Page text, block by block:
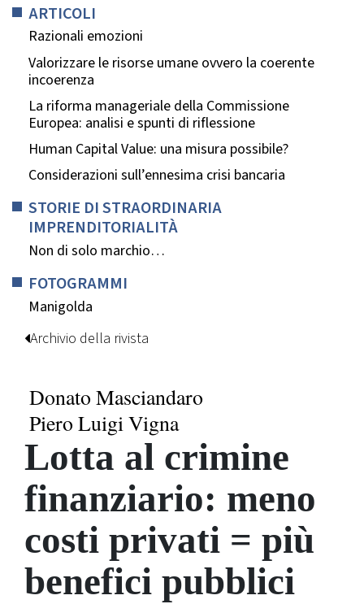
ARTICOLI
Razionali emozioni
Valorizzare le risorse umane ovvero la coerente
incoerenza
La riforma manageriale della Commissione
Europea: analisi e spunti di riflessione
Human Capital Value: una misura possibile?
Considerazioni sull’ennesima crisi bancaria
STORIE DI STRAORDINARIA
IMPRENDITORIALITÀ
Non di solo marchio…
FOTOGRAMMI
Manigolda
Archivio della rivista
Donato Masciandaro
Piero Luigi Vigna
Lotta al crimine
finanziario: meno
costi privati = più
benefici pubblici